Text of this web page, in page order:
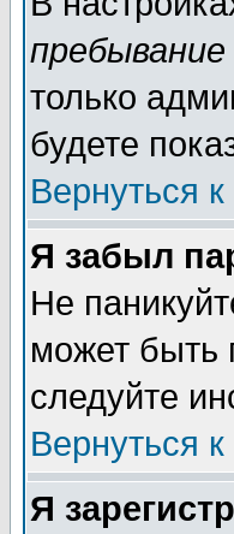
только
будете
Вернуться
Я забыл
Не
может быть
следуйте
Вернуться
Я